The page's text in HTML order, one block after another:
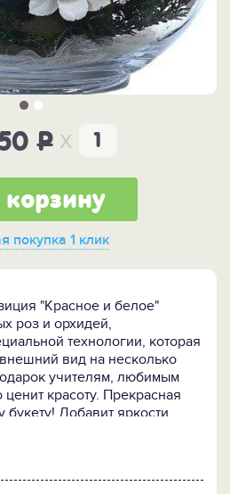
P x
покупка 1 клик
"Красное и белое"
роз и орхидей,
технологии, которая
вид на несколько
учителям, любимым
красоту. Прекрасная
букету! Добавит яркости